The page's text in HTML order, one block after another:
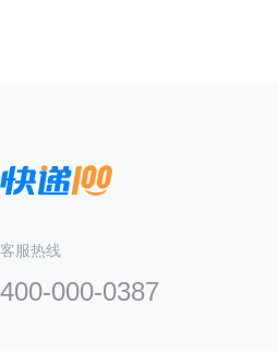
客服热线
400-000-0387